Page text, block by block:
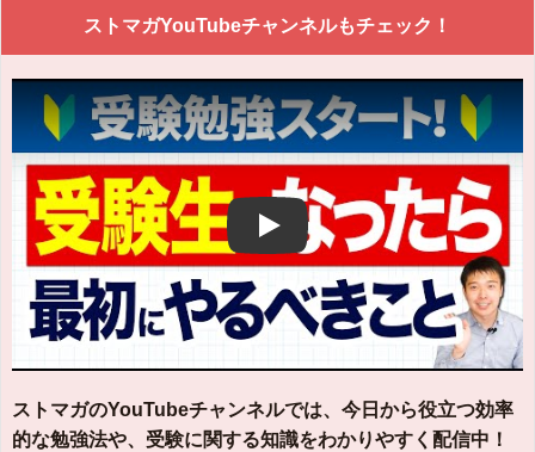
ストマガYouTubeチャンネルもチェック！
Play
ストマガのYouTubeチャンネルでは、今日から役立つ効率
的な勉強法や、受験に関する知識をわかりやすく配信中！